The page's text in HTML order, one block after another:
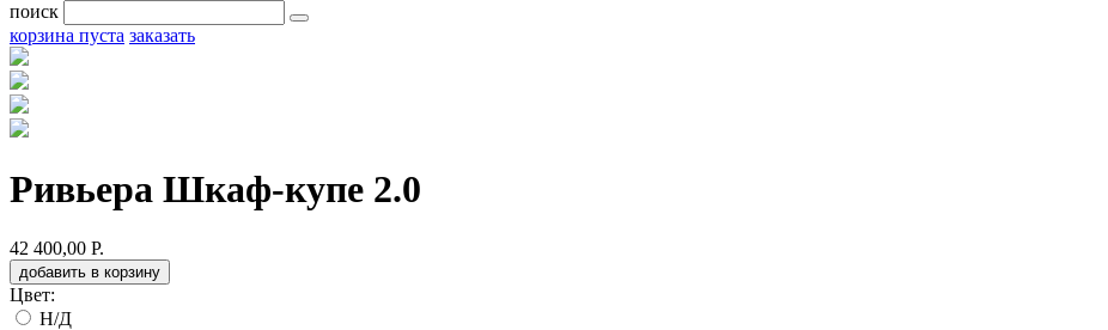
поиск
корзина пуста заказать
Ривьера Шкаф-купе 2.0
42 400,00 Р.
добавить в корзину
Цвет:
Н/Д